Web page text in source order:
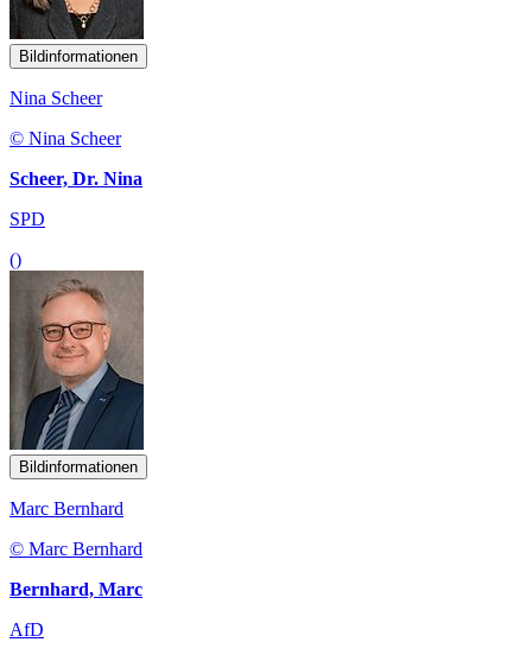
Bildinformationen
Nina Scheer
© Nina Scheer
Scheer, Dr. Nina
SPD
()
Bildinformationen
Marc Bernhard
© Marc Bernhard
Bernhard, Marc
AfD